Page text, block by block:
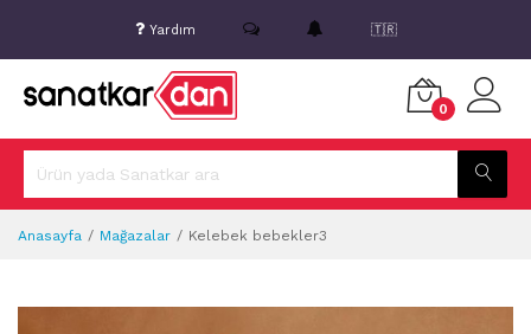
Yardım 🇹🇷
0
Anasayfa Mağazalar Kelebek bebekler3